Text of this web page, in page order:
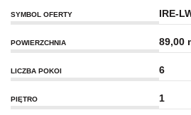
SYMBOL OFERTY IRE-
POWIERZCHNIA 89,00
LICZBA POKOI 6
PIĘTRO 1